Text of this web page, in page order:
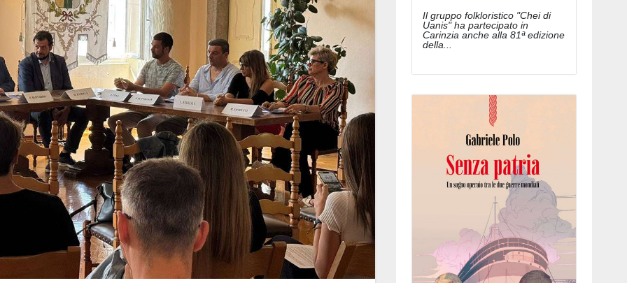
Il gruppo folkloristico "Chei di
Uanis" ha partecipato in
Carinzia anche alla 81ª edizione
della...